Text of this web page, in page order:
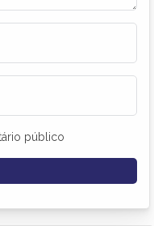
público